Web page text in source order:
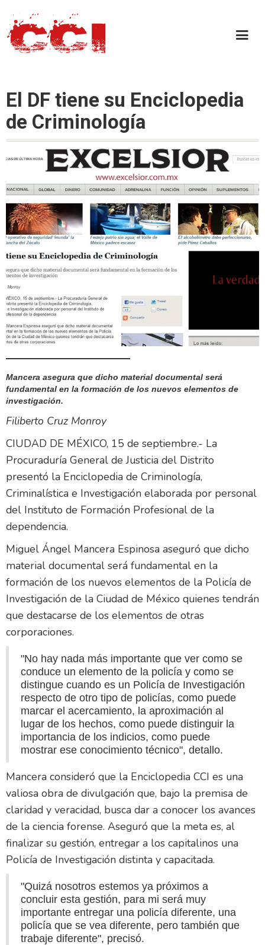
El DF tiene su Enciclopedia
de Criminología
Mancera asegura que dicho material documental será
fundamental en la formación de los nuevos elementos de
investigación.
Filiberto Cruz Monroy
CIUDAD DE MÉXICO, 15 de septiembre.- La
Procuraduría General de Justicia del Distrito
presentó la Enciclopedia de Criminología,
Criminalística e Investigación elaborada por personal
del Instituto de Formación Profesional de la
dependencia.
Miguel Ángel Mancera Espinosa aseguró que dicho
material documental será fundamental en la
formación de los nuevos elementos de la Policía de
Investigación de la Ciudad de México quienes tendrán
que destacarse de los elementos de otras
corporaciones.
"No hay nada más importante que ver como se
conduce un elemento de la policía y como se
distingue cuando es un Policía de Investigación
respecto de otro tipo de policías, como puede
marcar el acercamiento, la aproximación al
lugar de los hechos, como puede distinguir la
importancia de los indicios, como puede
mostrar ese conocimiento técnico", detallo.
Mancera consideró que la Enciclopedia CCI es una
valiosa obra de divulgación que, bajo la premisa de
claridad y veracidad, busca dar a conocer los avances
de la ciencia forense. Aseguró que la meta es, al
finalizar su gestión, entregar a los capitalinos una
Policía de Investigación distinta y capacitada.
"Quizá nosotros estemos ya próximos a
concluir esta gestión, para mi será muy
importante entregar una policía diferente, una
policía que se vea diferente, pero también que
trabaje diferente", precisó.